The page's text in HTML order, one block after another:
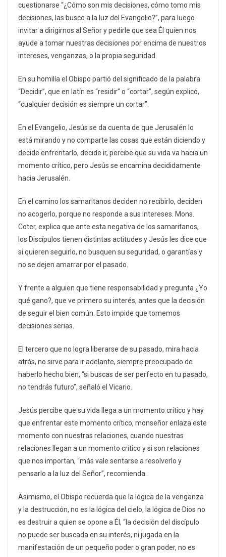
cuestionarse “¿Cómo son mis decisiones, cómo tomo mis
decisiones, las busco a la luz del Evangelio?”, para luego
invitar a dirigirnos al Señor y pedirle que sea Él quien nos
ayude a tomar nuestras decisiones por encima de nuestros
intereses, venganzas, o la propia seguridad.
En su homilía el Obispo partió del significado de la palabra
“Decidir”, que en latín es “residir” o “cortar”, según explicó,
“cualquier decisión es siempre un cortar”.
En el Evangelio, Jesús se da cuenta de que Jerusalén lo
está mirando y no comparte las cosas que están diciendo y
decide enfrentarlo, decide ir, percibe que su vida va hacia un
momento crítico, pero Jesús se encamina decididamente
hacia Jerusalén.
En el camino los samaritanos deciden no recibirlo, deciden
no acogerlo, porque no responde a sus intereses. Mons.
Coter, explica que ante esta negativa de los samaritanos,
los Discípulos tienen distintas actitudes y Jesús les dice que
si quieren seguirlo, no busquen su seguridad, o garantías y
no se dejen amarrar por el pasado.
Y frente a alguien que tiene responsabilidad y pregunta ¿Yo
qué gano?, que ve primero su interés, antes que la decisión
de seguir el bien común. Esto impide que tomemos
decisiones serias.
El tercero que no logra liberarse de su pasado, mira hacia
atrás, no sirve para ir adelante, siempre preocupado de
haberlo hecho bien, “si buscas de ser perfecto en tu pasado,
no tendrás futuro”, señaló el Vicario.
Jesús percibe que su vida llega a un momento crítico y hay
que enfrentar este momento crítico, monseñor enlaza este
momento con nuestras relaciones, cuando nuestras
relaciones llegan a un momento crítico y si son relaciones
que nos importan, “más vale sentarse a resolverlo y
pensarlo a la luz del Señor”, recomienda.
Asimismo, el Obispo recuerda que la lógica de la venganza
y la destrucción, no es la lógica del cielo, la lógica de Dios no
es destruir a quien se opone a Él, “la decisión del discípulo
no puede ser buscada en su interés, ni jugada en la
manifestación de un pequeño poder o gran poder, no es